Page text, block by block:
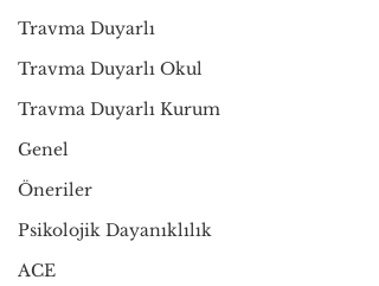
Travma Duyarlı
Travma Duyarlı Okul
Travma Duyarlı Kurum
Genel
Öneriler
Psikolojik Dayanıklılık
ACE